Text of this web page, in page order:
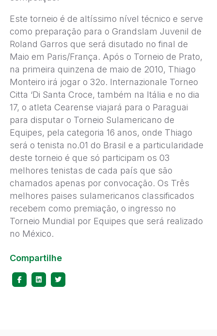
Este torneio é de altíssimo nível técnico e serve
como preparação para o Grandslam Juvenil de
Roland Garros que será disutado no final de
Maio em Paris/França. Após o Torneio de Prato,
na primeira quinzena de maio de 2010, Thiago
Monteiro irá jogar o 32o. Internazionale Torneo
Citta ‘Di Santa Croce, também na Itália e no dia
17, o atleta Cearense viajará para o Paraguai
para disputar o Torneio Sulamericano de
Equipes, pela categoria 16 anos, onde Thiago
será o tenista no.01 do Brasil e a particularidade
deste torneio é que só participam os 03
melhores tenistas de cada país que são
chamados apenas por convocação. Os Três
melhores paises sulamericanos classificados
recebem como premiação, o ingresso no
Torneio Mundial por Equipes que será realizado
no México.
Compartilhe